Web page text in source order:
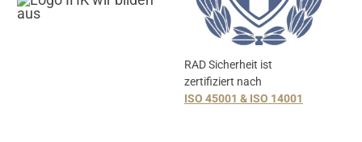
RAD Sicherheit ist
zertifiziert nach
ISO 45001 & ISO 14001